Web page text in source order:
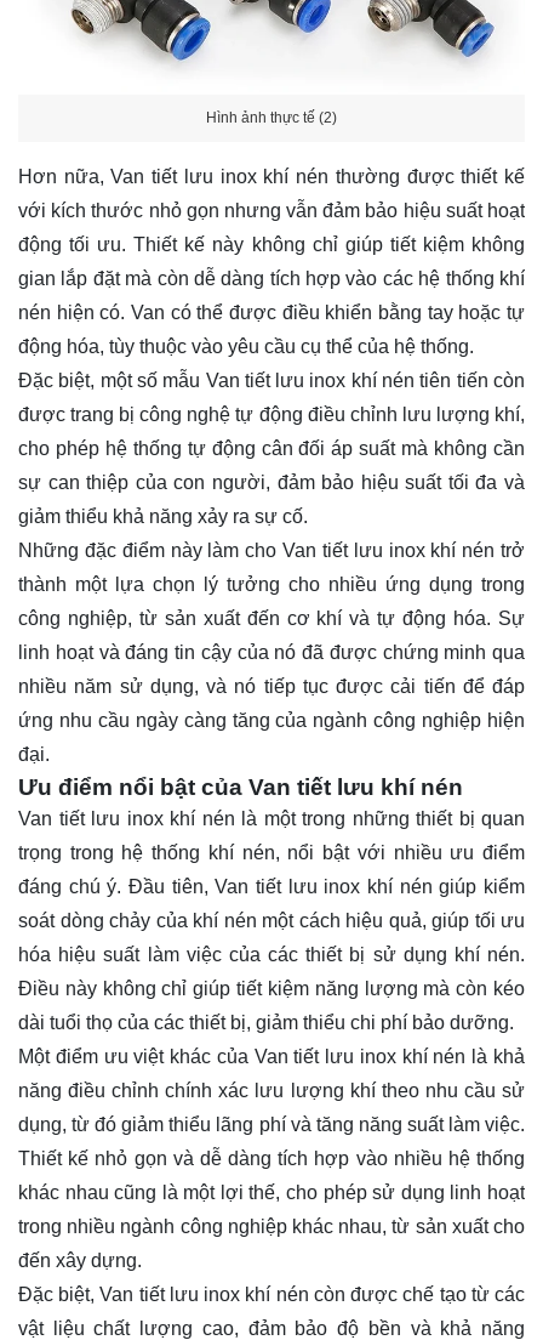
Hình ảnh thực tế (2)
Hơn nữa, Van tiết lưu inox khí nén thường được thiết kế
với kích thước nhỏ gọn nhưng vẫn đảm bảo hiệu suất hoạt
động tối ưu. Thiết kế này không chỉ giúp tiết kiệm không
gian lắp đặt mà còn dễ dàng tích hợp vào các hệ thống khí
nén hiện có. Van có thể được điều khiển bằng tay hoặc tự
động hóa, tùy thuộc vào yêu cầu cụ thể của hệ thống.
Đặc biệt, một số mẫu Van tiết lưu inox khí nén tiên tiến còn
được trang bị công nghệ tự động điều chỉnh lưu lượng khí,
cho phép hệ thống tự động cân đối áp suất mà không cần
sự can thiệp của con người, đảm bảo hiệu suất tối đa và
giảm thiểu khả năng xảy ra sự cố.
Những đặc điểm này làm cho Van tiết lưu inox khí nén trở
thành một lựa chọn lý tưởng cho nhiều ứng dụng trong
công nghiệp, từ sản xuất đến cơ khí và tự động hóa. Sự
linh hoạt và đáng tin cậy của nó đã được chứng minh qua
nhiều năm sử dụng, và nó tiếp tục được cải tiến để đáp
ứng nhu cầu ngày càng tăng của ngành công nghiệp hiện
đại.
Ưu điểm nổi bật của Van tiết lưu khí nén
Van tiết lưu inox khí nén là một trong những thiết bị quan
trọng trong hệ thống khí nén, nổi bật với nhiều ưu điểm
đáng chú ý. Đầu tiên, Van tiết lưu inox khí nén giúp kiểm
soát dòng chảy của khí nén một cách hiệu quả, giúp tối ưu
hóa hiệu suất làm việc của các thiết bị sử dụng khí nén.
Điều này không chỉ giúp tiết kiệm năng lượng mà còn kéo
dài tuổi thọ của các thiết bị, giảm thiểu chi phí bảo dưỡng.
Một điểm ưu việt khác của Van tiết lưu inox khí nén là khả
năng điều chỉnh chính xác lưu lượng khí theo nhu cầu sử
dụng, từ đó giảm thiểu lãng phí và tăng năng suất làm việc.
Thiết kế nhỏ gọn và dễ dàng tích hợp vào nhiều hệ thống
khác nhau cũng là một lợi thế, cho phép sử dụng linh hoạt
trong nhiều ngành công nghiệp khác nhau, từ sản xuất cho
đến xây dựng.
Đặc biệt, Van tiết lưu inox khí nén còn được chế tạo từ các
vật liệu chất lượng cao, đảm bảo độ bền và khả năng